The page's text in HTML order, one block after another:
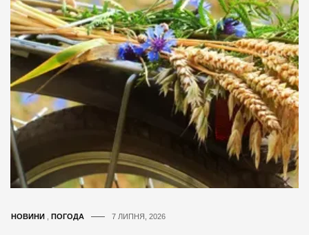
НОВИНИ ПОГОДА 7 ЛИПНЯ, 2026